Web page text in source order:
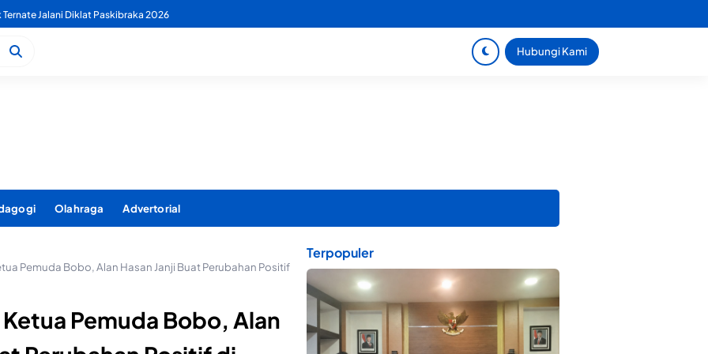
Benahi Pelayanan Air Bersih Secara Menyeluruh
Hubungi Kami
Olahraga Advertorial
Pemuda Bobo, Alan Hasan Janji Buat Perubahan Positif
Pemuda Bobo, Alan
Terpopuler